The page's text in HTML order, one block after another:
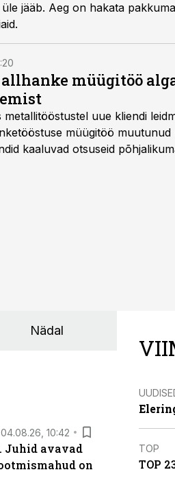
jääb. Aeg on hakata
müügitöö
metallitööstustel uue kliendi
müügitöö muutunud
kaaluvad otsuseid
Nädal
04.08.26, 10:42
Juhid avavad
on
TOP
TOP